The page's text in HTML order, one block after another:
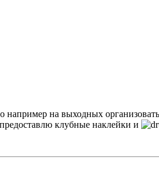
на выходных
клубные наклейки и